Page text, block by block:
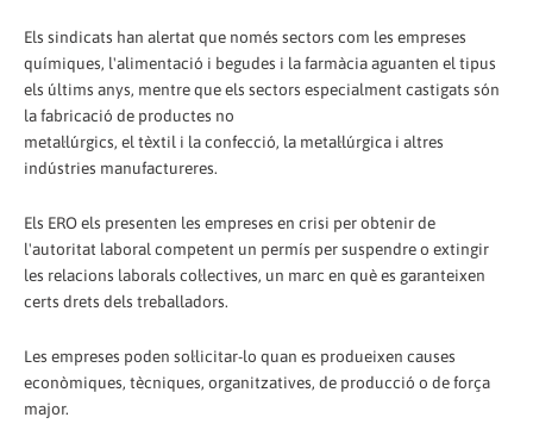
Els sindicats han alertat que només sectors com les empreses
químiques, l'alimentació i begudes i la farmàcia aguanten el tipus
els últims anys, mentre que els sectors especialment castigats són
la fabricació de productes no
metal·lúrgics, el tèxtil i la confecció, la metal·lúrgica i altres
indústries manufactureres.
Els ERO els presenten les empreses en crisi per obtenir de
l'autoritat laboral competent un permís per suspendre o extingir
les relacions laborals col·lectives, un marc en què es garanteixen
certs drets dels treballadors.
Les empreses poden sol·licitar-lo quan es produeixen causes
econòmiques, tècniques, organitzatives, de producció o de força
major.